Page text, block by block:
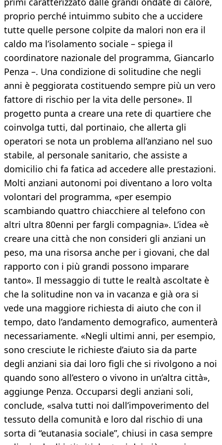
proprio perché intuimmo subito che a uccidere
tutte quelle persone colpite da malori non era il
caldo ma l’isolamento sociale – spiega il
coordinatore nazionale del programma, Giancarlo
Penza –. Una condizione di solitudine che negli
anni è peggiorata costituendo sempre più un vero
fattore di rischio per la vita delle persone». Il
progetto punta a creare una rete di quartiere che
coinvolga tutti, dal portinaio, che allerta gli
operatori se nota un problema all’anziano nel suo
stabile, al personale sanitario, che assiste a
domicilio chi fa fatica ad accedere alle prestazioni.
Molti anziani autonomi poi diventano a loro volta
volontari del programma, «per esempio
scambiando quattro chiacchiere al telefono con
altri ultra 80enni per fargli compagnia». L’idea «è
creare una città che non consideri gli anziani un
peso, ma una risorsa anche per i giovani, che dal
rapporto con i più grandi possono imparare
tanto». Il messaggio di tutte le realtà ascoltate è
che la solitudine non va in vacanza e già ora si
vede una maggiore richiesta di aiuto che con il
tempo, dato l’andamento demografico, aumenterà
necessariamente. «Negli ultimi anni, per esempio,
sono cresciute le richieste d’aiuto sia da parte
degli anziani sia dai loro figli che si rivolgono a noi
quando sono all’estero o vivono in un’altra città»,
aggiunge Penza. Occuparsi degli anziani soli,
conclude, «salva tutti noi dall’impoverimento del
tessuto della comunità e loro dal rischio di una
sorta di “eutanasia sociale”, chiusi in casa sempre